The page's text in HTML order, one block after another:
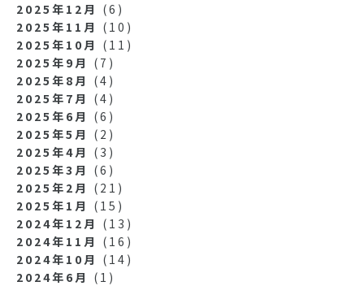
2025年12月 (6)
2025年11月 (10)
2025年10月 (11)
2025年9月 (7)
2025年8月 (4)
2025年7月 (4)
2025年6月 (6)
2025年5月 (2)
2025年4月 (3)
2025年3月 (6)
2025年2月 (21)
2025年1月 (15)
2024年12月 (13)
2024年11月 (16)
2024年10月 (14)
2024年6月 (1)